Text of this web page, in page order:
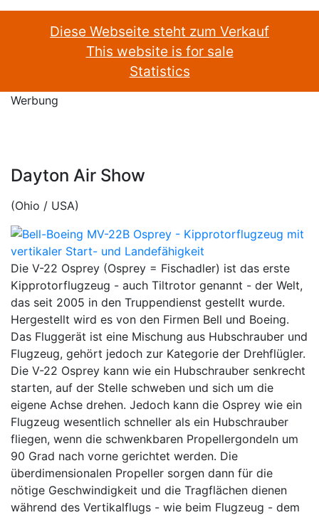
Diese Webseite steht zum Verkauf
This website is for sale
Statistics
Werbung
Dayton Air Show
(Ohio / USA)
Die V-22 Osprey (Osprey = Fischadler) ist das erste
Kipprotorflugzeug - auch Tiltrotor genannt - der Welt,
das seit 2005 in den Truppendienst gestellt wurde.
Hergestellt wird es von den Firmen Bell und Boeing.
Das Fluggerät ist eine Mischung aus Hubschrauber und
Flugzeug, gehört jedoch zur Kategorie der Drehflügler.
Die V-22 Osprey kann wie ein Hubschrauber senkrecht
starten, auf der Stelle schweben und sich um die
eigene Achse drehen. Jedoch kann die Osprey wie ein
Flugzeug wesentlich schneller als ein Hubschrauber
fliegen, wenn die schwenkbaren Propellergondeln um
90 Grad nach vorne gerichtet werden. Die
überdimensionalen Propeller sorgen dann für die
nötige Geschwindigkeit und die Tragflächen dienen
während des Vertikalflugs - wie beim Flugzeug - dem